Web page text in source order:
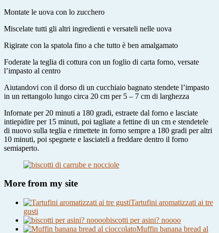
Montate le uova con lo zucchero
Miscelate tutti gli altri ingredienti e versateli nelle uova
Rigirate con la spatola fino a che tutto è ben amalgamato
Foderate la teglia di cottura con un foglio di carta forno, versate
l’impasto al centro
Aiutandovi con il dorso di un cucchiaio bagnato stendete l’impasto
in un rettangolo lungo circa 20 cm per 5 – 7 cm di larghezza
Infornate per 20 minuti a 180 gradi, estraete dal forno e lasciate
intiepidire per 15 minuti, poi tagliate a fettine di un cm e stendetele
di nuovo sulla teglia e rimettete in forno sempre a 180 gradi per altri
10 minuti, poi spegnete e lasciateli a freddare dentro il forno
semiaperto.
More from my site
Tartufini aromatizzati ai tre
gusti
biscotti per asini? noooo
Muffin banana bread al